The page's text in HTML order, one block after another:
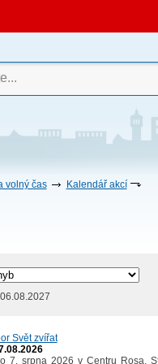
volný čas Kalendář akcí
Svět zvířat
7. srpna 2026 v Centru Rosa,